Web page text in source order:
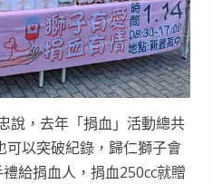
說，去年「捐血」活動總共
以突破紀錄，歸仁獅子會
給捐血人，捐血250cc就贈